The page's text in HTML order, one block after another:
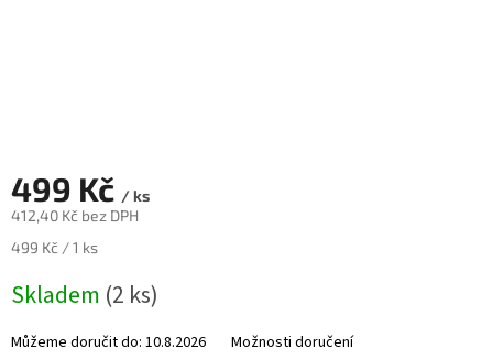
Přihlášení
499 Kč / ks
412,40 Kč bez DPH
Měrná
499 Kč / 1 ks
Skladem (2 ks)
Můžeme doručit do: 10.8.2026 Možnosti doručení